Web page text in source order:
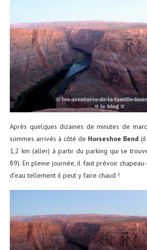
Après quelques dizaines de minutes de
sommes arrivés à côté de Horseshoe Bend
1,2 km (aller) à partir du parking qui se
89). En pleine journée, il faut prévoir
d’eau tellement il peut y faire chaud !